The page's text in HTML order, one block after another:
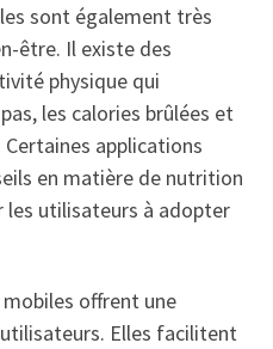
sont également très
être. Il existe des
physique qui
les calories brûlées et
applications
en matière de nutrition
utilisateurs à adopter
offrent une
Elles facilitent